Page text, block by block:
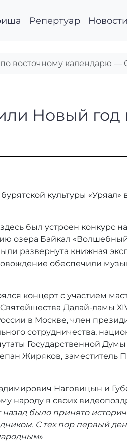
Репертуар Новости
восточному календарю —
отметили
Новый
культуры «Уряал»
был устроен конкурс
озера Байкал
развернута книжная
обеспечили
концерт с участием
Далай-ламы
в Москве, член
сотрудничества,
Государственной
Жиряков, заместитель
Наговицын и
народу в своих
было принято
С тех пор первый
»